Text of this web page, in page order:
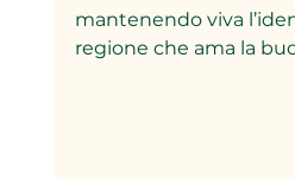
mantenendo viva
regione che ama la